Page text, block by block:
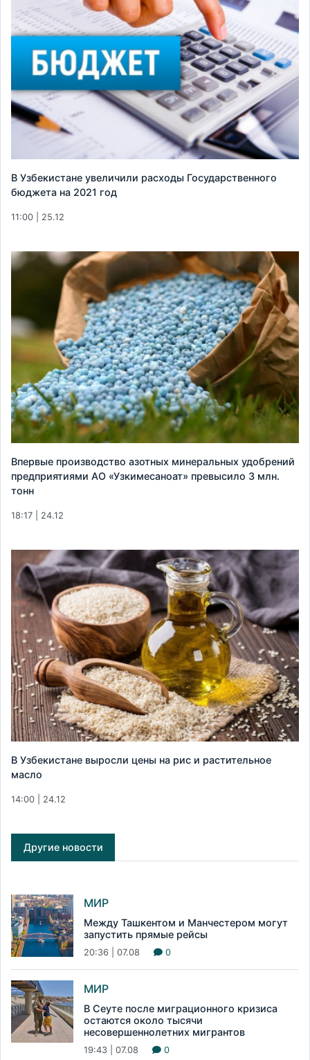
В Узбекистане увеличили расходы Государственного
бюджета на 2021 год
11:00 | 25.12
Впервые производство азотных минеральных удобрений
предприятиями АО «Узкимесаноат» превысило 3 млн.
тонн
18:17 | 24.12
В Узбекистане выросли цены на рис и растительное
масло
14:00 | 24.12
Другие новости
МИР
Между Ташкентом и Манчестером могут
запустить прямые рейсы
20:36 | 07.08 0
МИР
В Сеуте после миграционного кризиса
остаются около тысячи
несовершеннолетних мигрантов
19:43 | 07.08 0